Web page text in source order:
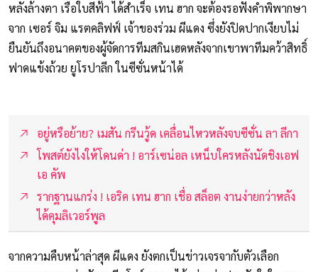
หลังล้างตา เรือใบสีฟ้า ได้สำเร็จ เทน ฮาก จะต้องรอฟังคำพิพากษา
จาก เซอร์ จิม แรตคลิฟฟ์ เจ้าของร่วม ผีแดง ซึ่งยังปิดปากเงียบไม่
ยืนยันถึงอนาคตของผู้จัดการทีมสกินเฮดหลังจากเขาพาทีมคว้าสิทธิ์
ฟาดแข้งถ้วย ยูโรปาลีก ในซีซั่นหน้าได้
อยู่หรือย้าย? เมสัน กรีนวู้ด เคลื่อนไหวหลังจบซีซั่น ลา ลีกา
โพสต์ยังไงให้โดนด่า ! อาร์เซน่อล เหน็บใครหลังนัดชิงเอฟ
เอ คัพ
รากฐานแกร่ง ! เอริค เทน ฮาก เชื่อ สล็อต งานง่ายกว่าหลัง
ได้คุมลิเวอร์พูล
จากความคืบหน้าล่าสุด ผีแดง ยังตกเป็นข่าวเจรจากับตัวเลือก